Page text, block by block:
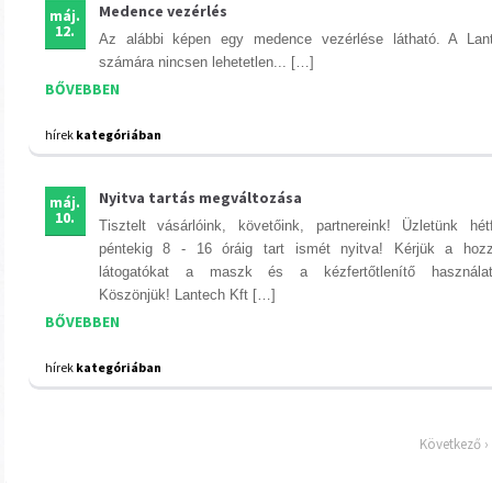
máj.
12.
Medence vezérlés
Az alábbi képen egy medence vezérlése látható. A
számára nincsen lehetetlen... […]
BŐVEBBEN
hírekkategóriában
máj.
10.
Nyitva tartás megváltozása
Tisztelt vásárlóink, követőink, partnereink! Üzletünk
péntekig 8 - 16 óráig tart ismét nyitva! Kérjük a
látogatókat a maszk és a kézfertőtlenítő
Köszönjük! Lantech Kft […]
BŐVEBBEN
hírekkategóriában
Következő ›